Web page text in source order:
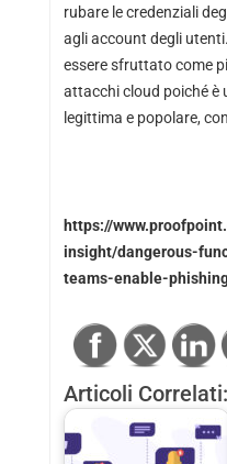
rubare le credenziali
agli account degli
essere sfruttato come
attacchi cloud poiché è
legittima e popolare,
https://
insight/dangerous-
teams-enable-
Articoli Correlati: